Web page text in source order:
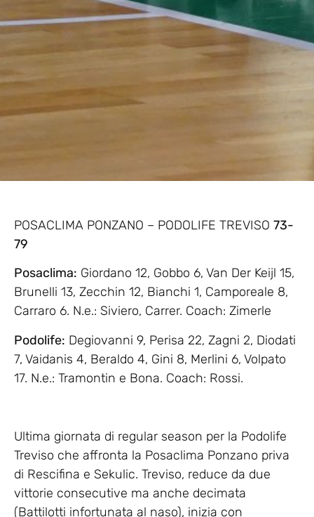
POSACLIMA PONZANO – PODOLIFE TREVISO 73-
79
Posaclima: Giordano 12, Gobbo 6, Van Der Keijl 15,
Brunelli 13, Zecchin 12, Bianchi 1, Camporeale 8,
Carraro 6. N.e.: Siviero, Carrer. Coach: Zimerle
Podolife: Degiovanni 9, Perisa 22, Zagni 2, Diodati
7, Vaidanis 4, Beraldo 4, Gini 8, Merlini 6, Volpato
17. N.e.: Tramontin e Bona. Coach: Rossi.
Ultima giornata di regular season per la Podolife
Treviso che affronta la Posaclima Ponzano priva
di Rescifina e Sekulic. Treviso, reduce da due
vittorie consecutive ma anche decimata
(Battilotti infortunata al naso), inizia con